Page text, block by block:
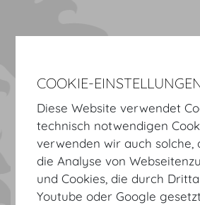
Kongresszentrum
COOKIE-
Diese Website verwendet
technisch notwendigen
verwenden wir auch solche,
die Analyse von
und Cookies, die durch
Youtube oder Google